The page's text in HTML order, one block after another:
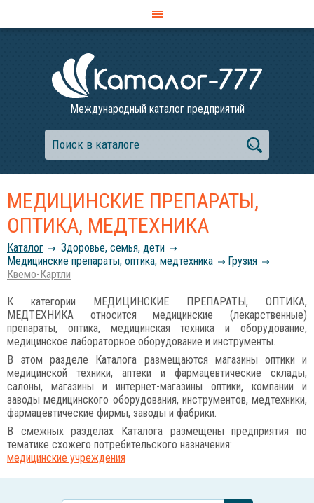
Международный каталог предприятий
МЕДИЦИНСКИЕ ПРЕПАРАТЫ,
ОПТИКА, МЕДТЕХНИКА
Каталог
Здоровье, семья, дети
Медицинские препараты, оптика, медтехника
Грузия
Квемо-Картли
К категории МЕДИЦИНСКИЕ ПРЕПАРАТЫ, ОПТИКА,
МЕДТЕХНИКА относится медицинские (лекарственные)
препараты, оптика, медицинская техника и оборудование,
медицинское лабораторное оборудование и инструменты.
В этом разделе Каталога размещаются магазины оптики и
медицинской техники, аптеки и фармацевтические склады,
салоны, магазины и интернет-магазины оптики, компании и
заводы медицинского оборудования, инструментов, медтехники,
фармацевтические фирмы, заводы и фабрики.
В смежных разделах Каталога размещены предприятия по
тематике схожего потребительского назначения:
медицинские учреждения